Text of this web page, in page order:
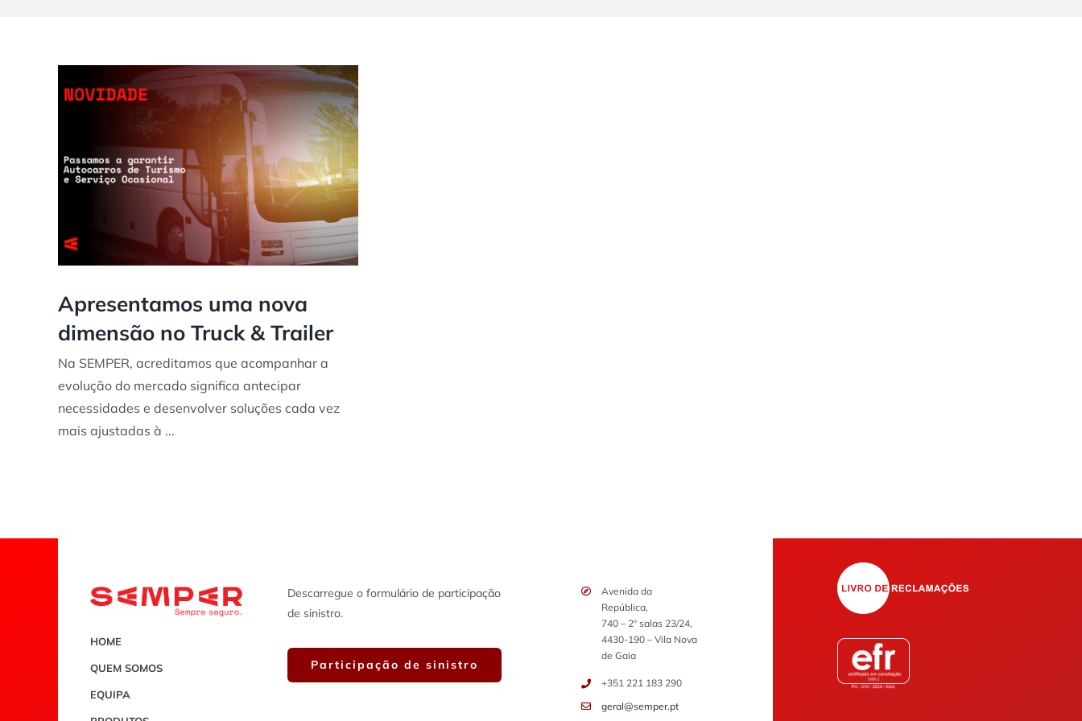
Apresentamos uma nova
dimensão no Truck & Trailer
Na SEMPER, acreditamos que acompanhar a
evolução do mercado significa antecipar
necessidades e desenvolver soluções cada vez
mais ajustadas à ...
HOME
QUEM SOMOS
EQUIPA
Descarregue o formulário de participação
de sinistro.
Participação de sinistro
Avenida da
República,
740 – 2º salas 23/24,
4430-190 – Vila Nova
de Gaia
+351 221 183 290
geral@semper.pt